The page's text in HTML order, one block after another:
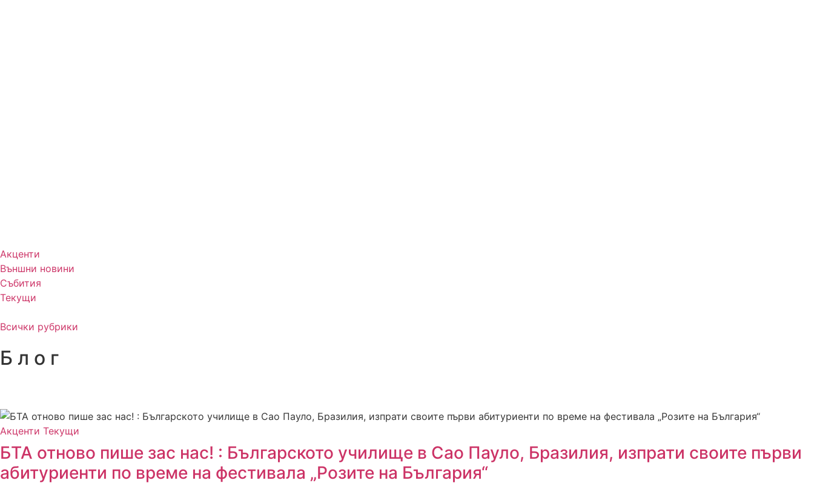
Акценти
Външни новини
Събития
Текущи
Всички рубрики
Б л о г
Акценти Текущи
БТА отново пише зас нас! : Българското училище в Сао Пауло, Бразилия, изпрати своите първи
абитуриенти по време на фестивала „Розите на България“